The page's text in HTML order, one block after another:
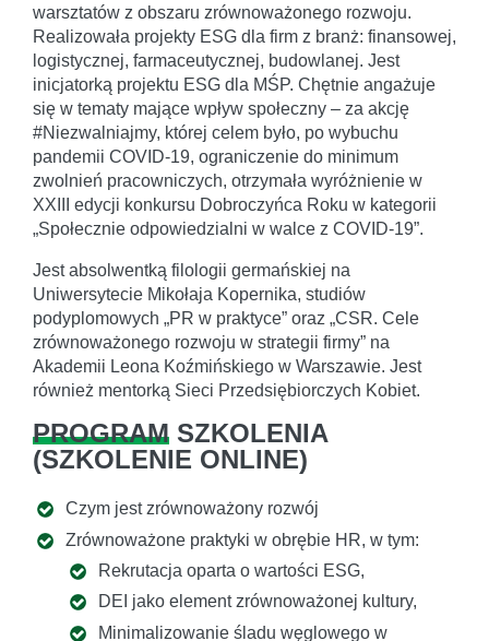
warsztatów z obszaru zrównoważonego rozwoju.
Realizowała projekty ESG dla firm z branż: finansowej,
logistycznej, farmaceutycznej, budowlanej. Jest
inicjatorką projektu ESG dla MŚP. Chętnie angażuje
się w tematy mające wpływ społeczny – za akcję
#Niezwalniajmy, której celem było, po wybuchu
pandemii COVID-19, ograniczenie do minimum
zwolnień pracowniczych, otrzymała wyróżnienie w
XXIII edycji konkursu Dobroczyńca Roku w kategorii
„Społecznie odpowiedzialni w walce z COVID-19”.
Jest absolwentką filologii germańskiej na
Uniwersytecie Mikołaja Kopernika, studiów
podyplomowych „PR w praktyce” oraz „CSR. Cele
zrównoważonego rozwoju w strategii firmy” na
Akademii Leona Koźmińskiego w Warszawie. Jest
również mentorką Sieci Przedsiębiorczych Kobiet.
PROGRAM SZKOLENIA
(SZKOLENIE ONLINE)
Czym jest zrównoważony rozwój
Zrównoważone praktyki w obrębie HR, w tym:
Rekrutacja oparta o wartości ESG,
DEI jako element zrównoważonej kultury,
Minimalizowanie śladu węglowego w